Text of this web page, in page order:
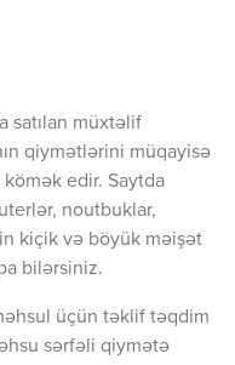
satılan müxtəlif
qiymətlərini müqayisə
edir. Saytda
noutbuklar,
kiçik və böyük məişət
bilərsiniz.
üçün təklif təqdim
sərfəli qiymətə